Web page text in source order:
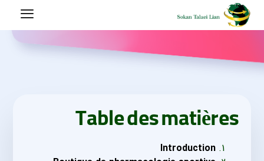
Table des matières
Introduction